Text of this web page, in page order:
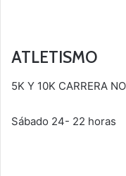
ATLETISMO
5K Y 10K CARRERA
Sábado 24- 22 horas